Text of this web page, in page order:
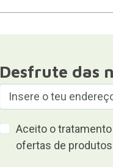
Desfrute das
Aceito o
ofertas de